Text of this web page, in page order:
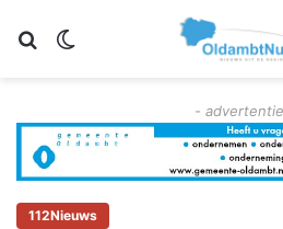
Zoeken
-
112Nieuws